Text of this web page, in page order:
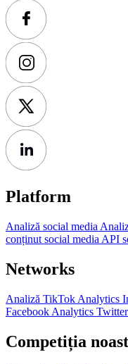
Platform
Analiză social media
conținut social media API
Networks
Analiză TikTok Analytics
Facebook Analytics Twitter
Competiția